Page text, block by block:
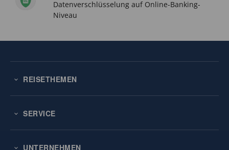
Datenverschlüsselung auf Online-Banking-
Niveau
REISETHEMEN
SERVICE
UNTERNEHMEN